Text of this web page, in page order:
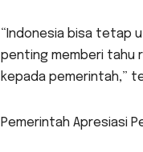
“Indonesia bisa tetap
penting memberi tahu
kepada pemerintah,”
Pemerintah Apresiasi